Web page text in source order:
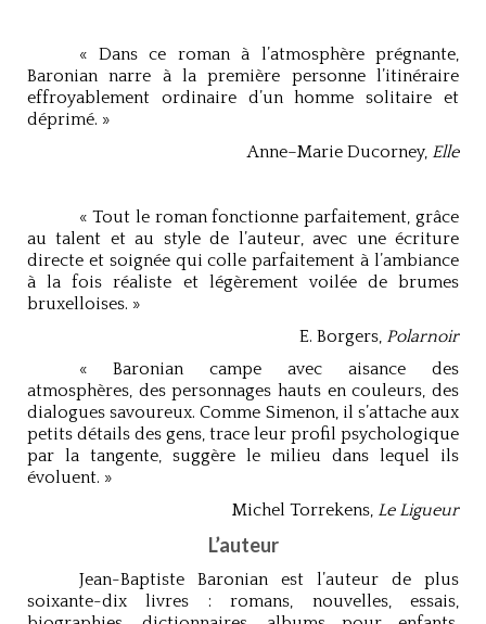
« Dans ce roman à l’atmosphère prégnante,
Baronian narre à la première personne l’itinéraire
effroyablement ordinaire d’un homme solitaire et
déprimé. »
Anne–Marie Ducorney, Elle
« Tout le roman fonctionne parfaitement, grâce
au talent et au style de l’auteur, avec une écriture
directe et soignée qui colle parfaitement à l’ambiance
à la fois réaliste et légèrement voilée de brumes
bruxelloises. »
E. Borgers, Polarnoir
« Baronian campe avec aisance des
atmosphères, des personnages hauts en couleurs, des
dialogues savoureux. Comme Simenon, il s’attache aux
petits détails des gens, trace leur profil psychologique
par la tangente, suggère le milieu dans lequel ils
évoluent. »
Michel Torrekens, Le Ligueur
L’auteur
Jean-Baptiste Baronian est l’auteur de plus
soixante-dix livres : romans, nouvelles, essais,